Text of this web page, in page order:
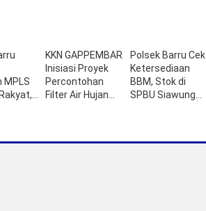
MPLS
KKN GAPPEMBAR
Inisiasi Proyek
Percontohan
Filter Air Hujan
Polsek Barru Cek
Ketersediaan
BBM, Stok di
SPBU Siawung